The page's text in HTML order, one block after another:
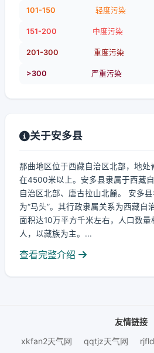
101-150 轻度污染
151-200 中度污染
201-300 重度污染
>300 严重污染
关于安多县
那曲地区位于西藏自治区北部，地处
在4500米以上。安多县隶属于西藏
自治区北部、唐古拉山北麓。 安多
为“马头”。其行政隶属关系为西藏自
面积达10万平方千米左右，人口数
人，以藏族为主。...
查看完整介绍
友情链接
xkfan2天气网
qqtjz天气网